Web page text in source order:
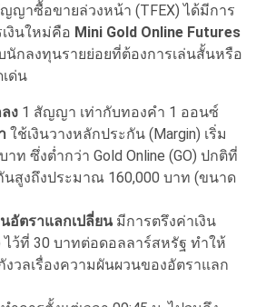
ญาซื้อขายล่วงหน้า (TFEX) ได้มีการ
งินใหม่คือ Mini Gold Online Futures
นักลงทุนรายย่อยที่ต้องการเล่นสั้นหรือ
ด่น
ง 1 สัญญา เท่ากับทองคำ 1 ออนซ์
ใช้เงินวางหลักประกัน (Margin) เริ่ม
าท ซึ่งต่ำกว่า Gold Online (GO) ปกติที่
นสูงถึงประมาณ 160,000 บาท (ขนาด
อัตราแลกเปลี่ยนมีการตรึงค่าเงิน
ไว้ที่ 30 บาทต่อดอลลาร์สหรัฐ ทำให้
วลเรื่องความผันผวนของอัตราแลก